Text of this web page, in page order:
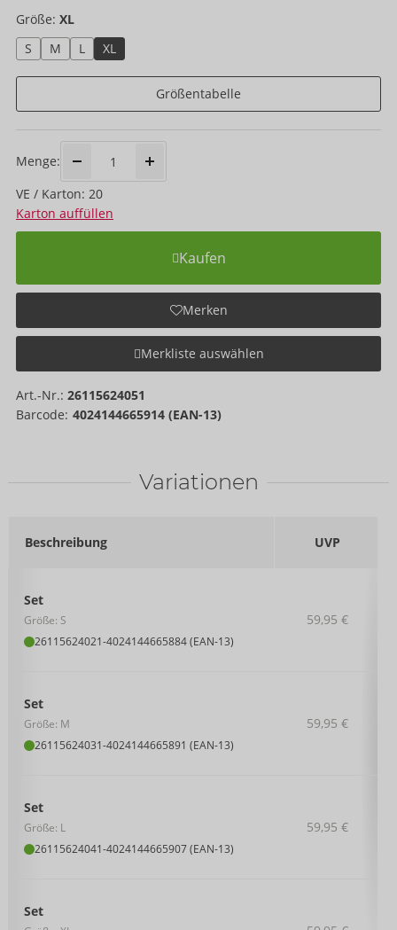
Größe: XL
S
M L XL
Größentabelle
Menge:
VE / Karton: 20
Karton auffüllen
Kaufen
Merken
Merkliste auswählen
Art.-Nr.: 26115624051
Barcode: 4024144665914 (EAN-13)
Variationen
Beschreibung UVP
Set
Größe: S
26115624021-4024144665884 (EAN-13)
59,95 €
Set
Größe: M
26115624031-4024144665891 (EAN-13)
59,95 €
Set
Größe: L
26115624041-4024144665907 (EAN-13)
59,95 €
Set